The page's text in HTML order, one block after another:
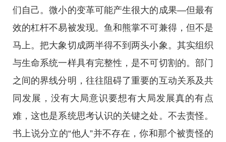
们自己。微小的变革可能产生很大的成果—但最有
效的杠杆不易被发现。鱼和熊掌不可兼得，但不是
马上。把大象切成两半得不到两头小象。其实组织
与生命系统一样具有完整性，是不可切割的。部门
之间的界线分明，往往阻碍了重要的互动关系及共
同发展，没有大局意识要想有大局发展真的有点
难，这也是系统思考认识的关键之处。不去责怪。
书上说分立的“他人”并不存在，你和那个被责怪的